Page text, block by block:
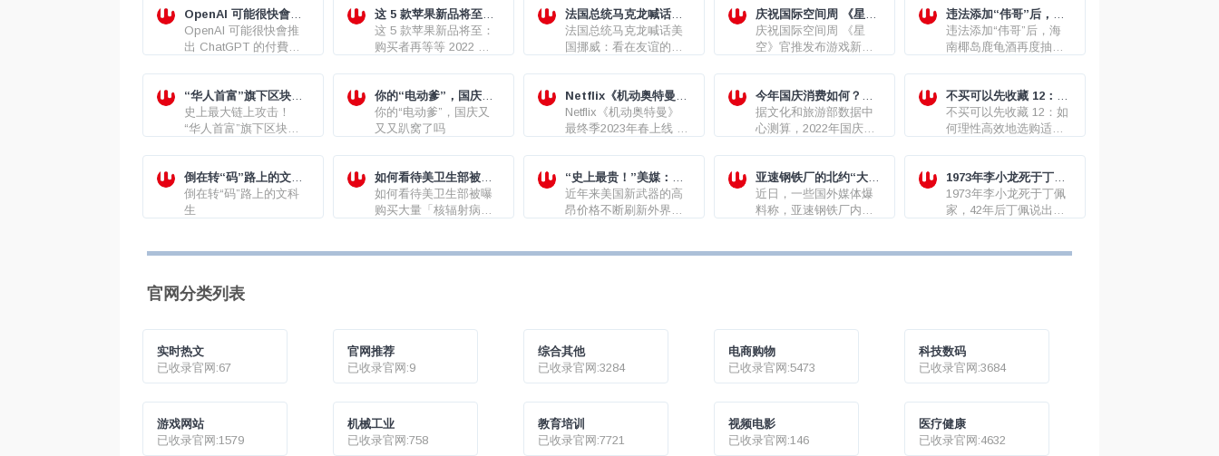
已投入10亿美元
OpenAI 可能很快會推
出 ChatGPT 的付費版
本
OpenAI 可能很快會推
出 ChatGPT 的付費版
这 5 款苹果新品将至：
购买者再等等
这 5 款苹果新品将至：
购买者再等等 2022 款
MacBook Pro...
法国总统马克龙喊话美
国挪威：看在友谊的份
上，不能让欧洲付4倍的
法国总统马克龙喊话美
国挪威：看在友谊的份
庆祝国际空间周 《星
空》官推发布游戏新艺
术图
庆祝国际空间周 《星
空》官推发布游戏新艺
违法添加“伟哥”后，海
南椰岛鹿龟酒再度抽检
不合格
违法添加“伟哥”后，海
南椰岛鹿龟酒再度抽检
“华人首富”旗下区块链
币安链项目遭窃，案值
8.5 亿美元
史上最大链上攻击！
“华人首富”旗下区块链
你的“电动爹”，国庆又
又又趴窝了吗
你的“电动爹”，国庆又
又又趴窝了吗
Netflix《机动奥特曼》
最终季2023年春上线 作
者亲绘海报公开
Netflix《机动奥特曼》
最终季2023年春上线 作
今年国庆消费如何？成
绩单来了
据文化和旅游部数据中
心测算，2022年国庆节
国内旅游收入2872.1亿
元。
不买可以先收藏 12：如
何理性高效地选购适合
自己的二手房
不买可以先收藏 12：如
何理性高效地选购适合
倒在转“码”路上的文科
生
倒在转“码”路上的文科
生
如何看待美卫生部被曝
购买大量「核辐射病」
药物
如何看待美卫生部被曝
购买大量「核辐射病」
“史上最贵！”美媒：美
国空军第六代战斗机每
架将耗资“数亿美元”
近年来美国新武器的高
昂价格不断刷新外界三
战斗机的报价感到目瞪
亚速钢铁厂的北约“大
鱼”快要浮出水面?
近日，一些国外媒体爆
料称，亚速钢铁厂内的
时被俄方抓获，但截至
报道，马里乌波尔市长
称与亚速钢铁厂内乌军
1973年李小龙死于丁佩
家之谜
1973年李小龙死于丁佩
家，42年后丁佩说出经
官网分类列表
实时热文
已收录官网:67
官网推荐
已收录官网:9
综合其他
已收录官网:3284
电商购物
已收录官网:5473
科技数码
已收录官网:3684
游戏网站
已收录官网:1579
机械工业
已收录官网:758
教育培训
已收录官网:7721
视频电影
已收录官网:146
医疗健康
已收录官网:4632